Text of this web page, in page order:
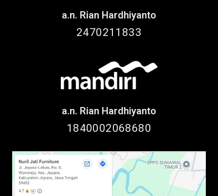
a.n. Rian Hardhiyanto
2470211833
a.n. Rian Hardhiyanto
1840002068680